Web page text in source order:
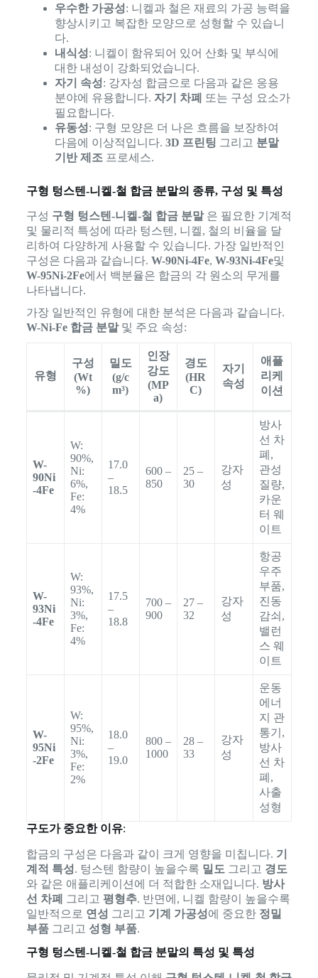
우수한 가공성: 니켈과 철은 재료의 가공 능력을
향상시키고 복잡한 모양으로 성형할 수 있습니
다.
내식성: 니켈이 함유되어 있어 산화 및 부식에
대한 내성이 강화되었습니다.
자기 속성: 강자성 합금으로 다음과 같은 응용
분야에 유용합니다. 자기 차폐
또는 구성 요소가
필요합니다.
유동성: 구형 모양은 더 나은 흐름을 보장하여
다음에 이상적입니다. 3D 프린팅 그리고 분말
기반 제조 프로세스.
구형 텅스텐-니켈-철 합금 분말의 종류, 구성 및 특성
구성 구형 텅스텐-니켈-철 합금 분말은 필요한 기계적
및 물리적 특성에 따라 텅스텐, 니켈, 철의 비율을 달
리하여 다양하게 사용할 수 있습니다. 가장 일반적인
구성은 다음과 같습니다. W-90Ni-4Fe, W-93Ni-4Fe및
W-95Ni-2Fe에서 백분율은 합금의 각 원소의 무게를
나타냅니다.
가장 일반적인 유형에 대한 분석은 다음과 같습니다.
W-Ni-Fe 합금 분말및 주요 속성:
유형
구성
(Wt
%)
밀도
(g/c
m³)
인장
강도
(MP
a)
경도
(HR
C)
자기
속성
애플
리케
이션
W-
90Ni
-4Fe
W:
90%,
Ni:
6%,
Fe:
4%
17.0
–
18.5
600 –
850
25 –
30
강자
성
방사
선 차
폐,
관성
질량,
카운
터 웨
이트
W-
93Ni
-4Fe
W:
93%,
Ni:
3%,
Fe:
4%
17.5
–
18.8
700 –
900
27 –
32
강자
성
항공
우주
부품,
진동
감쇠,
밸런
스 웨
이트
W-
95Ni
-2Fe
W:
95%,
Ni:
3%,
Fe:
2%
18.0
–
19.0
800 –
1000
28 –
33
강자
성
운동
에너
지 관
통기,
방사
선 차
폐,
사출
성형
구도가 중요한 이유:
합금의 구성은 다음과 같이 크게 영향을 미칩니다. 기
계적 특성. 텅스텐 함량이 높을수록 밀도 그리고 경도
와 같은 애플리케이션에 더 적합한 소재입니다. 방사
선 차폐
그리고 평형추. 반면에, 니켈 함량이 높을수록
일반적으로 연성 그리고 기계 가공성에 중요한 정밀
부품그리고 성형 부품.
구형 텅스텐-니켈-철 합금 분말의 특성 및 특성